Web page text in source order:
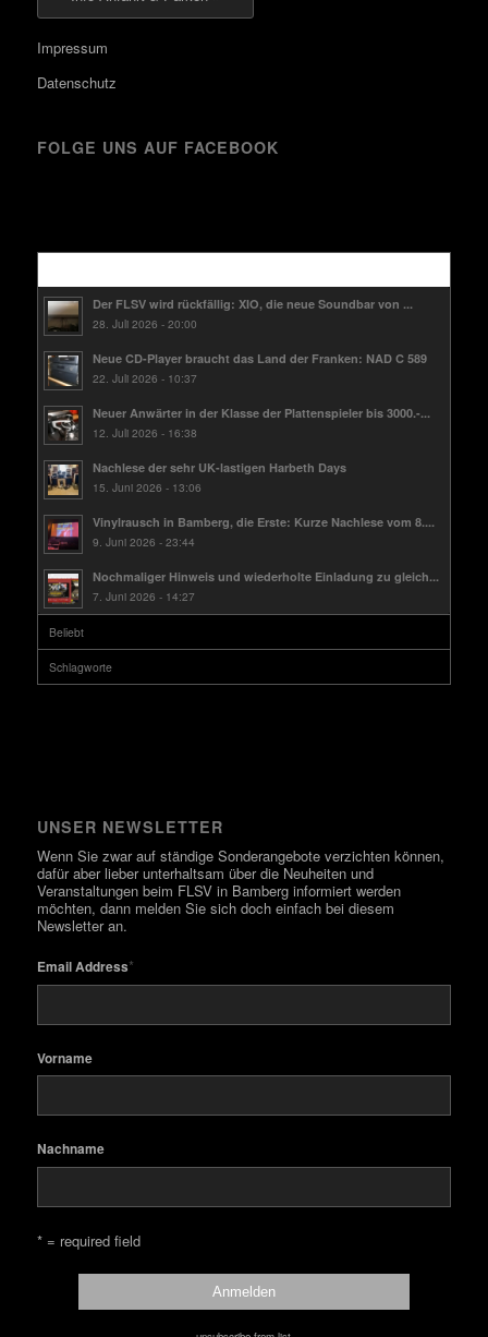
Impressum
Datenschutz
FOLGE UNS AUF FACEBOOK
Der FLSV wird rückfällig: XIO, die neue Soundbar von ...
28. Juli 2026 - 20:00
Neue CD-Player braucht das Land der Franken: NAD C 589
22. Juli 2026 - 10:37
Neuer Anwärter in der Klasse der Plattenspieler bis 3000.-...
12. Juli 2026 - 16:38
Nachlese der sehr UK-lastigen Harbeth Days
15. Juni 2026 - 13:06
Vinylrausch in Bamberg, die Erste: Kurze Nachlese vom 8....
9. Juni 2026 - 23:44
Nochmaliger Hinweis und wiederholte Einladung zu gleich...
7. Juni 2026 - 14:27
Beliebt
Schlagworte
UNSER NEWSLETTER
Wenn Sie zwar auf ständige Sonderangebote verzichten können,
dafür aber lieber unterhaltsam über die Neuheiten und
Veranstaltungen beim FLSV in Bamberg informiert werden
möchten, dann melden Sie sich doch einfach bei diesem
Newsletter an.
Email Address*
Vorname
Nachname
* = required field